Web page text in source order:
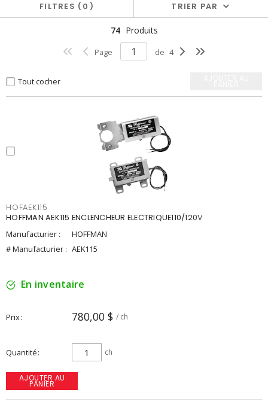
FILTRES 0 TRIER PAR
74 Produits
Page de 4
Tout cocher
HOFAEK115
HOFFMAN AEK115 ENCLENCHEUR ELECTRIQUE110/120V
Manufacturier :
HOFFMAN
# Manufacturier : AEK115
En inventaire
Prix 780,00 $ / ch
Quantité ch
AJOUTER AU
PANIER